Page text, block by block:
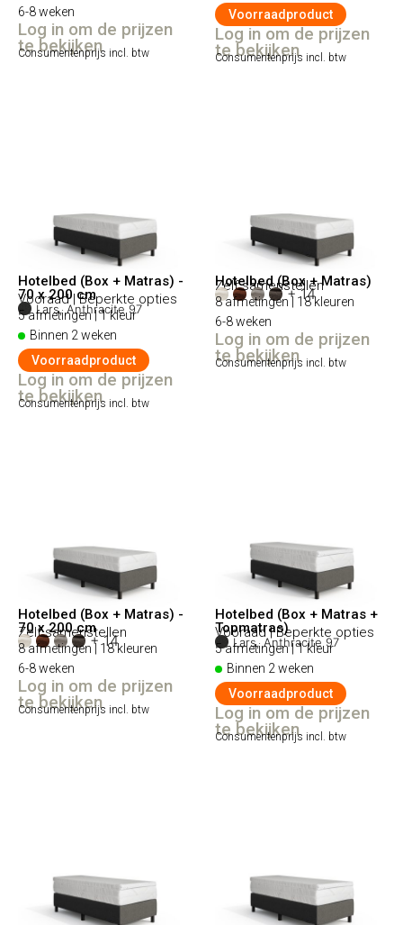
6-8 weken
Log in om de prijzen
te bekijken
Consumentenprijs incl. btw
Voorraadproduct
Log in om de prijzen
te bekijken
Consumentenprijs incl. btw
Hotelbed (Box + Matras) -
70 x 200 cm
Vooraad | Beperkte opties
Lars, Anthracite 97
5 afmetingen | 1 kleur
Binnen 2 weken
Voorraadproduct
Log in om de prijzen
te bekijken
Consumentenprijs incl. btw
Hotelbed (Box + Matras)
Zelf samenstellen
+ 14
8 afmetingen | 18 kleuren
6-8 weken
Log in om de prijzen
te bekijken
Consumentenprijs incl. btw
Hotelbed (Box + Matras) -
70 x 200 cm
Zelf samenstellen
+ 14
8 afmetingen | 18 kleuren
6-8 weken
Log in om de prijzen
te bekijken
Consumentenprijs incl. btw
Hotelbed (Box + Matras +
Topmatras)
Vooraad | Beperkte opties
Lars, Anthracite 97
5 afmetingen | 1 kleur
Binnen 2 weken
Voorraadproduct
Log in om de prijzen
te bekijken
Consumentenprijs incl. btw